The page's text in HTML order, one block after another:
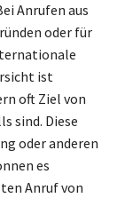
Anrufen aus
oder für
ist
oft Ziel von
sind. Diese
oder anderen
es
Anruf von